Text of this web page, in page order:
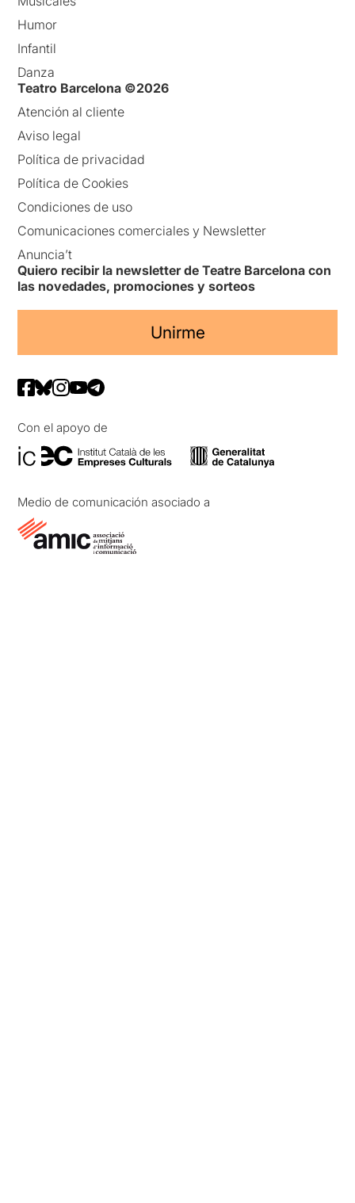
Humor
Infantil
Danza
Teatro Barcelona ©2026
Atención al cliente
Aviso legal
Política de privacidad
Política de Cookies
Condiciones de uso
Comunicaciones comerciales y Newsletter
Anuncia’t
Quiero recibir la newsletter de Teatre Barcelona con
las novedades, promociones y sorteos
Unirme
Con el apoyo de
Medio de comunicación asociado a